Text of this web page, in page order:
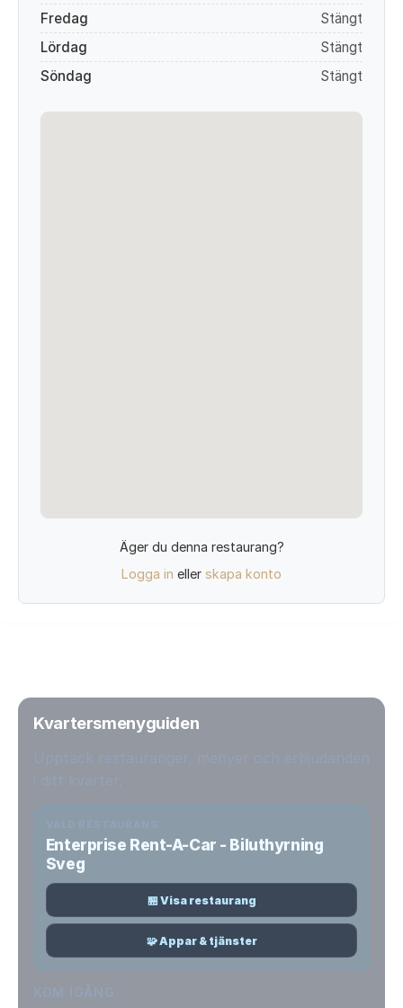
Fredag
Stängt
Lördag
Stängt
Söndag
Stängt
Äger du denna restaurang?
Logga in eller skapa konto
Kvartersmenyguiden
Enterprise Rent-A-Car - Biluthyrning
Sveg
🏪 Visa restaurang
🧩 Appar & tjänster